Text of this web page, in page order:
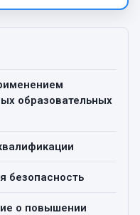
образовательных
безопасность
о повышении